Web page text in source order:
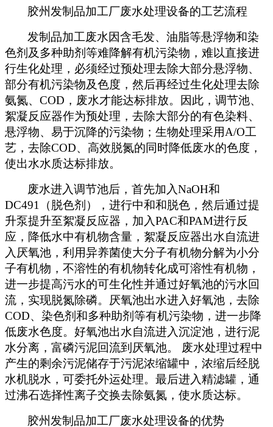
胶州发制品加工厂废水处理设备的工艺流程
发制品加工废水因含毛发、油脂等悬浮物和染
色剂及多种助剂等难降解有机污染物，难以直接进
行生化处理，必须经过预处理去除大部分悬浮物、
部分有机污染物及色度，然后再经过生化处理去除
氨氮、COD，废水才能达标排放。因此，调节池、
絮凝反应器作为预处理，去除大部分的有色染料、
悬浮物、易于沉降的污染物；生物处理采用A/O工
艺，去除COD、高效脱氮的同时降低废水的色度，
使出水水质达标排放。
废水进入调节池后，首先加入NaOH和
DC491（脱色剂），进行中和和脱色，然后通过提
升泵提升至絮凝反应器，加入PAC和PAM进行反
应，降低水中有机物含量，絮凝反应器出水自流进
入厌氧池，利用异养菌使大分子有机物分解为小分
子有机物，不溶性的有机物转化成可溶性有机物，
进一步提高污水的可生化性并通过好氧池的污水回
流，实现脱氮除磷。厌氧池出水进入好氧池，去除
COD、染色剂和多种助剂等有机污染物，进一步降
低废水色度。好氧池出水自流进入沉淀池，进行泥
水分离，富磷污泥回流到厌氧池。 废水处理过程中
产生的剩余污泥储存于污泥浓缩罐中，浓缩后经脱
水机脱水，可委托外运处理。最后进入精滤罐，通
过沸石选择性离子交换去除氨氮，使水质达标。
胶州发制品加工厂废水处理设备的优势